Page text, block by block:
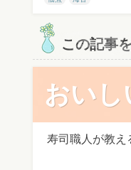
この記事
おい
寿司職人が教え